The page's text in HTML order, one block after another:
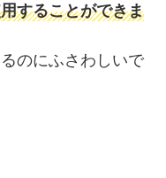
することができま
のにふさわしいで